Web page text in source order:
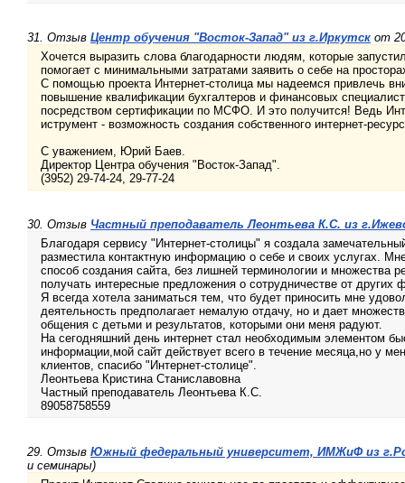
31. Отзыв Центр обучения "Восток-Запад" из г.Иркутск от
Хочется выразить слова благодарности людям, которые
помогает с минимальными затратами заявить о себе на
С помощью проекта Интернет-столица мы надеемся привлечь
повышение квалификации бухгалтеров и финансовых
посредством сертификации по МСФО. И это получится! Ведь
иструмент - возможность создания собственного интернет-
С уважением, Юрий Баев.
Директор Центра обучения "Восток-Запад".
(3952) 29-74-24, 29-77-24
30. Отзыв Частный преподаватель Леонтьева К.С. из
Благодаря сервису "Интернет-столицы" я создала
разместила контактную информацию о себе и своих услугах.
способ создания сайта, без лишней терминологии и множества
получать интересные предложения о сотрудничестве от других
Я всегда хотела заниматься тем, что будет приносить мне
деятельность предполагает немалую отдачу, но и дает
общения с детьми и результатов, которыми они меня радуют.
На сегодняшний день интернет стал необходимым элементом
информации,мой сайт действует всего в течение месяца,но у
клиентов, спасибо "Интернет-столице".
Леонтьева Кристина Станиславовна
Частный преподаватель Леонтьева К.С.
89058758559
29. Отзыв Южный федеральный университет, ИМЖиФ из
и семинары)